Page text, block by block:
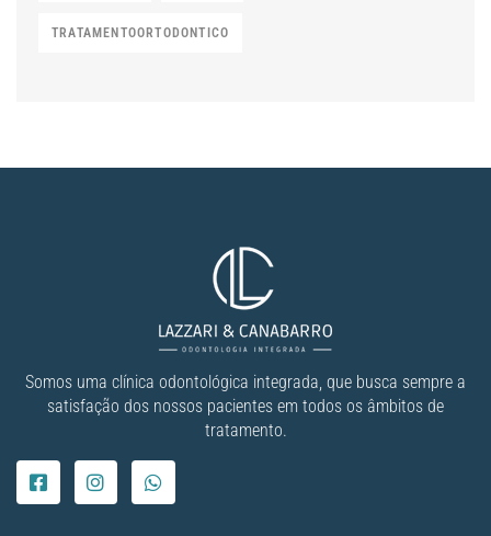
TRATAMENTOORTODONTICO
Somos uma clínica odontológica integrada, que busca sempre a
satisfação dos nossos pacientes em todos os âmbitos de
tratamento.